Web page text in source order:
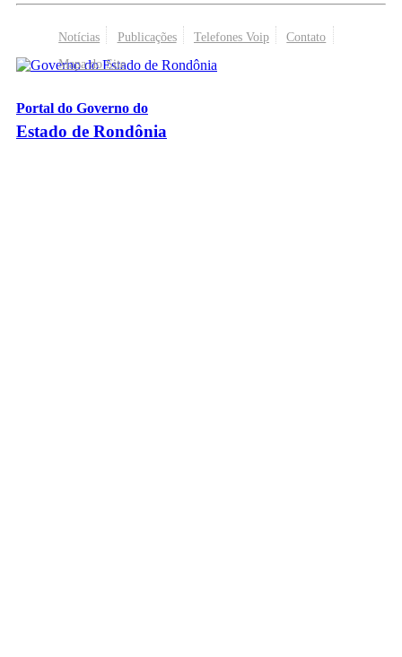
Notícias Publicações Telefones Voip
Contato
Mapa do Site
Portal do Governo do
Estado de Rondônia